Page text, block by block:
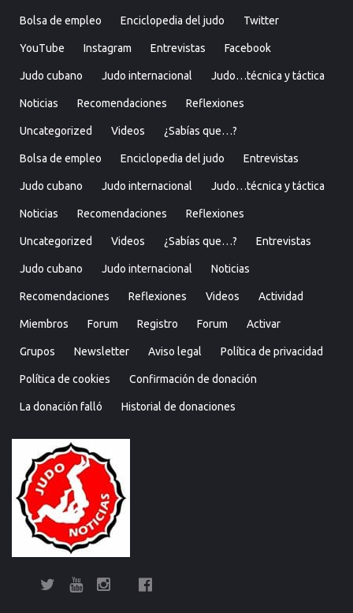
Bolsa de empleo Enciclopedia del judo Twitter
YouTube Instagram Entrevistas Facebook
Judo cubano Judo internacional Judo…técnica y táctica
Noticias Recomendaciones Reflexiones
Uncategorized Videos ¿Sabías que…?
Bolsa de empleo Enciclopedia del judo Entrevistas
Judo cubano Judo internacional Judo…técnica y táctica
Noticias Recomendaciones Reflexiones
Uncategorized Videos ¿Sabías que…? Entrevistas
Judo cubano Judo internacional Noticias
Recomendaciones Reflexiones Videos Actividad
Miembros Forum Registro Forum Activar
Grupos Newsletter Aviso legal Política de privacidad
Política de cookies Confirmación de donación
La donación falló Historial de donaciones
Enciclopedia
TwitterYouTubeInstagramEntrevistas
Facebook